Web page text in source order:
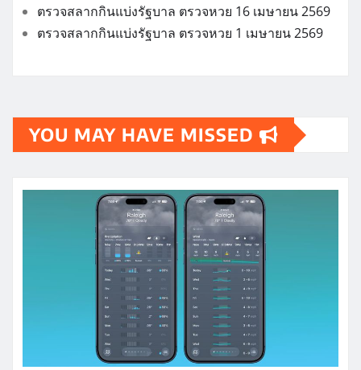
ตรวจสลากกินแบ่งรัฐบาล ตรวจหวย 16 เมษายน 2569
ตรวจสลากกินแบ่งรัฐบาล ตรวจหวย 1 เมษายน 2569
YOU MAY HAVE MISSED